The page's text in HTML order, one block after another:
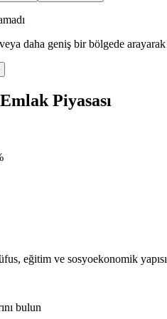
daha geniş bir bölgede
Piyasası
eğitim ve sosyoekonomik
bulun